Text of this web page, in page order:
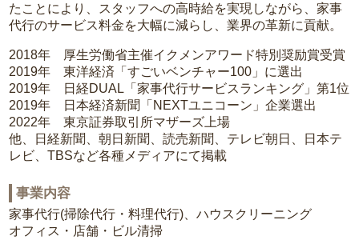
たことにより、スタッフへの高時給を実現しながら、家事
代行のサービス料金を大幅に減らし、業界の革新に貢献。
2018年 厚生労働省主催イクメンアワード特別奨励賞受賞
2019年 東洋経済「すごいベンチャー100」に選出
2019年 日経DUAL「家事代行サービスランキング」第1位
2019年 日本経済新聞「NEXTユニコーン」企業選出
2022年 東京証券取引所マザーズ上場
他、日経新聞、朝日新聞、読売新聞、テレビ朝日、日本テ
レビ、TBSなど各種メディアにて掲載
事業内容
家事代行(掃除代行・料理代行)、ハウスクリーニング
オフィス・店舗・ビル清掃